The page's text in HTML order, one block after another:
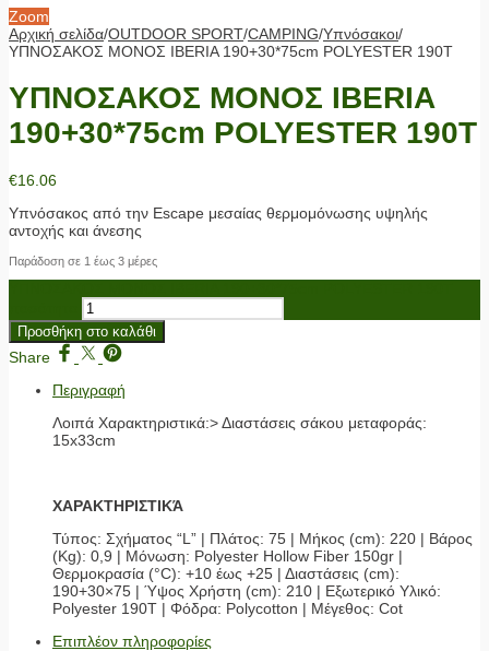
Zoom
Αρχική σελίδα/OUTDOOR SPORT/CAMPING/Υπνόσακοι/
ΥΠΝΟΣΑΚΟΣ ΜΟΝΟΣ IBERIA 190+30*75cm POLYESTER 190T
ΥΠΝΟΣΑΚΟΣ ΜΟΝΟΣ IBERIA
190+30*75cm POLYESTER 190T
€16.06
Υπνόσακος από την Escape μεσαίας θερμομόνωσης υψηλής
αντοχής και άνεσης
Παράδοση σε 1 έως 3 μέρες
Προσθήκη στο καλάθι
Share
Περιγραφή
Λοιπά Χαρακτηριστικά:> Διαστάσεις σάκου μεταφοράς:
15x33cm
ΧΑΡΑΚΤΗΡΙΣΤΙΚΆ
Τύπος: Σχήματος “L” | Πλάτος: 75 | Μήκος (cm): 220 | Βάρος
(Kg): 0,9 | Μόνωση: Polyester Hollow Fiber 150gr |
Θερμοκρασία (°C): +10 έως +25 | Διαστάσεις (cm):
190+30×75 | Ύψος Χρήστη (cm): 210 | Εξωτερικό Υλικό:
Polyester 190Τ | Φόδρα: Polycotton | Μέγεθος: Cot
Επιπλέον πληροφορίες